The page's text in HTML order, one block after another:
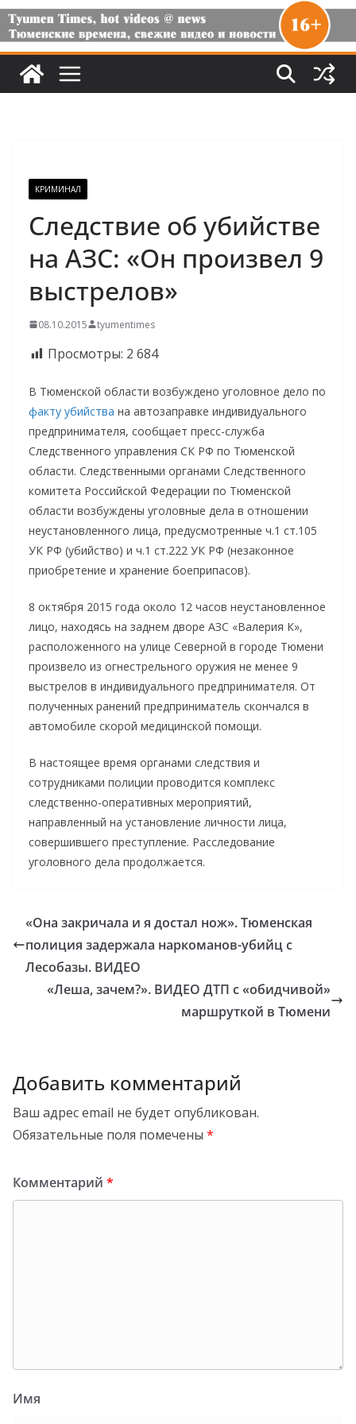
КРИМИНАЛ
Следствие об убийстве
на АЗС: «Он произвел 9
выстрелов»
08.10.2015 tyumentimes
Просмотры: 2 684
В Тюменской области возбуждено уголовное дело по
факту убийства на автозаправке индивидуального
предпринимателя, сообщает пресс-служба
Следственного управления СК РФ по Тюменской
области. Следственными органами Следственного
комитета Российской Федерации по Тюменской
области возбуждены уголовные дела в отношении
неустановленного лица, предусмотренные ч.1 ст.105
УК РФ (убийство) и ч.1 ст.222 УК РФ (незаконное
приобретение и хранение боеприпасов).
8 октября 2015 года около 12 часов неустановленное
лицо, находясь на заднем дворе АЗС «Валерия К»,
расположенного на улице Северной в городе Тюмени
произвело из огнестрельного оружия не менее 9
выстрелов в индивидуального предпринимателя. От
полученных ранений предприниматель скончался в
автомобиле скорой медицинской помощи.
В настоящее время органами следствия и
сотрудниками полиции проводится комплекс
следственно-оперативных мероприятий,
направленный на установление личности лица,
совершившего преступление. Расследование
уголовного дела продолжается.
«Она закричала и я достал нож». Тюменская
полиция задержала наркоманов-убийц с
Лесобазы. ВИДЕО
«Леша, зачем?». ВИДЕО ДТП с «обидчивой»
маршруткой в Тюмени
Добавить комментарий
Ваш адрес email не будет опубликован.
Обязательные поля помечены *
Комментарий *
Имя